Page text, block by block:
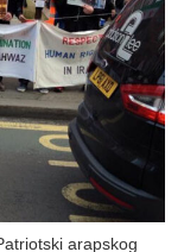
arapskog